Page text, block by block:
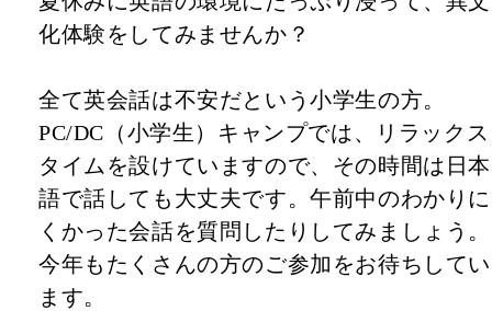
化体験をしてみませんか？
全て英会話は不安だという小学生の方。
PC/DC（小学生）キャンプでは、リラックス
タイムを設けていますので、その時間は日本
語で話しても大丈夫です。午前中のわかりに
くかった会話を質問したりしてみましょう。
今年もたくさんの方のご参加をお待ちしてい
ます。